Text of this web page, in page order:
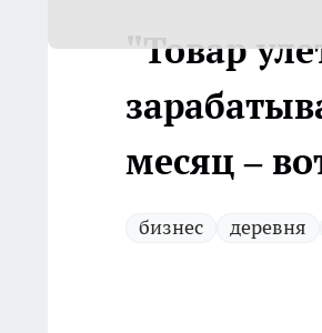
"Товар
месяц –
бизнес деревня